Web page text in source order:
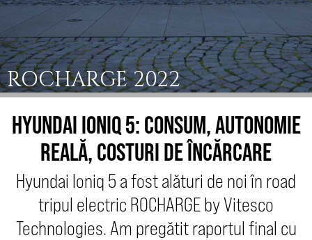
ROCHARGE 2022
HYUNDAI IONIQ 5: CONSUM, AUTONOMIE
REALĂ, COSTURI DE ÎNCĂRCARE
Hyundai Ioniq 5 a fost alături de noi în road
tripul electric ROCHARGE by Vitesco
Technologies. Am pregătit raportul final cu